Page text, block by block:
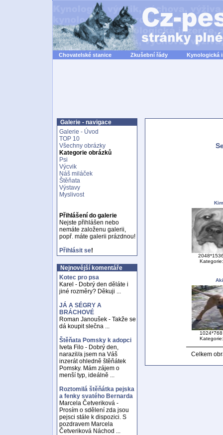
Chovatelské stanice Zkušební řády Kynologická
Galerie - navigace
Galerie - Úvod
TOP 10
Všechny obrázky
Kategorie obrázků
Psi
Výcvik
Náš miláček
Štěňata
Výstavy
Myslivost
Přihlášení do galerie
Nejste přihlášen nebo
nemáte založenu galerii,
popř. máte galerii prázdnou!
Přihlásit se!
Nejnovější komentáře
Kotec pro psa
Karel - Dobrý den děláte i
jiné rozměry? Děkuji ...
JÁ A SÉGRY A
BRÁCHOVÉ
Roman Janoušek - Takže se
dá koupit slečna ...
Štěňata Pomsky k adopci
Iveta Filo - Dobrý den,
narazil/a jsem na Váš
inzerát ohledně štěňátek
Pomsky. Mám zájem o
menší typ, ideálně ...
Roztomilá štěňátka pejska
a fenky svatého Bernarda
Marcela Četveriková -
Prosím o sdělení zda jsou
pejsci stále k dispozici. S
pozdravem Marcela
Četveriková Náchod ...
Celkem